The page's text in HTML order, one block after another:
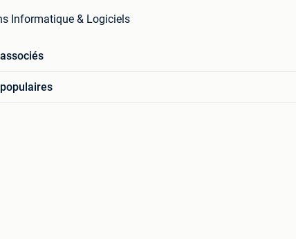
Informatique & Logiciels